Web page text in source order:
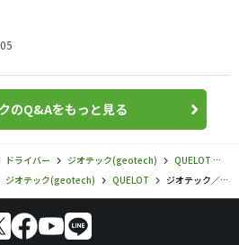
のQ&Aをもっと見る
ドライバー ジオテック(geotech) QUELOT
ジオテック(geotech) QUELOT ジオテック／QUELOT／QUELOT Aerial α-SPEC 168ドライバーの口コミ評価